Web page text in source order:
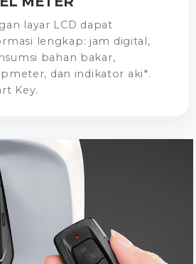
layar LCD dapat
lengkap: jam digital,
bahan bakar,
dan indikator aki*.
Key.